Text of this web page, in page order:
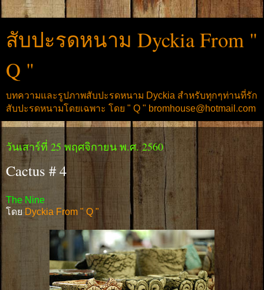
สับปะรดหนาม Dyckia From "
Q "
บทความและรูปภาพสับปะรดหนาม Dyckia สำหรับทุกๆท่านที่รัก
สับปะรดหนามโดยเฉพาะ โดย " Q " bromhouse@hotmail.com
วันเสาร์ที่ 25 พฤศจิกายน พ.ศ. 2560
Cactus # 4
The Nine
โดย Dyckia From " Q "